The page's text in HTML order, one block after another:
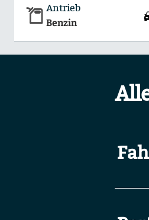
Antrieb
Benzin